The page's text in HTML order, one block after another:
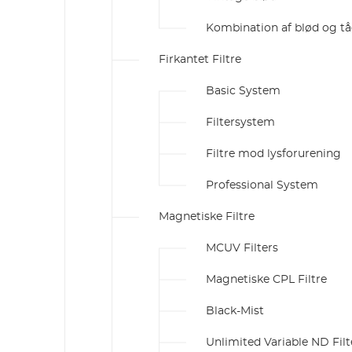
Kombination af blød og
Firkantet Filtre
Basic System
Filtersystem
Filtre mod lysforurening
Professional System
Magnetiske Filtre
MCUV Filters
Magnetiske CPL Filtre
Black-Mist
Unlimited Variable ND